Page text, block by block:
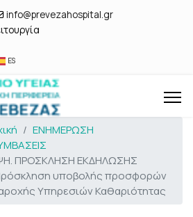
info@prevezahospital.gr
ES
ΕΝΗΜΕΡΩΣΗ
ΠΡΟΣΚΛΗΣΗ ΕΚΔΗΛΩΣΗΣ
υποβολής προσφορών
Υπηρεσιών Καθαριότητας